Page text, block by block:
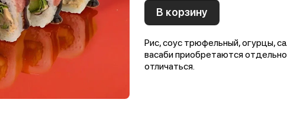
В корзину
Рис, соус трюфельный, огурцы,
васаби приобретаются
отличаться.